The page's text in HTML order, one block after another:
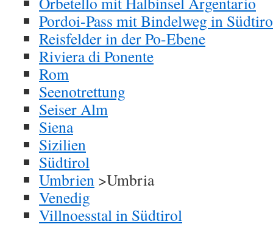
Pordoi-Pass mit Bindelweg in
Reisfelder in der Po-Ebene
Riviera di Ponente
Rom
Seenotrettung
Seiser Alm
Siena
Sizilien
Südtirol
Umbrien >Umbria
Venedig
Villnoesstal in Südtirol